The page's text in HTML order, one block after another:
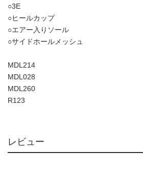
○3E
○ヒールカップ
○エアー入りソール
○サイドホールメッシュ
MDL214
MDL028
MDL260
R123
レビュー